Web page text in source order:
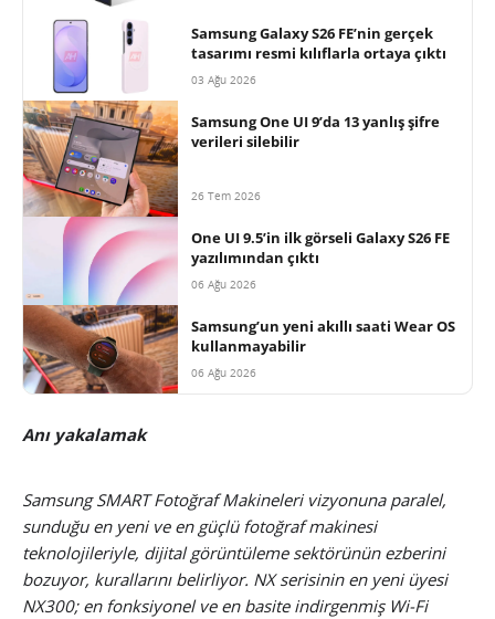
Samsung Galaxy S26 FE’nin gerçek
tasarımı resmi kılıflarla ortaya çıktı
03 Ağu 2026
Samsung One UI 9’da 13 yanlış şifre
verileri silebilir
26 Tem 2026
One UI 9.5’in ilk görseli Galaxy S26 FE
yazılımından çıktı
06 Ağu 2026
Samsung’un yeni akıllı saati Wear OS
kullanmayabilir
06 Ağu 2026
Anı yakalamak
Samsung SMART Fotoğraf Makineleri vizyonuna paralel,
sunduğu en yeni ve en güçlü fotoğraf makinesi
teknolojileriyle, dijital görüntüleme sektörünün ezberini
bozuyor, kurallarını belirliyor. NX serisinin en yeni üyesi
NX300; en fonksiyonel ve en basite indirgenmiş Wi-Fi